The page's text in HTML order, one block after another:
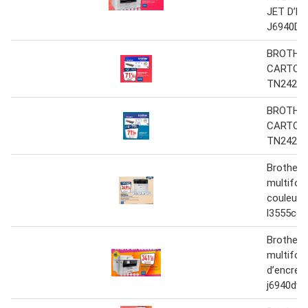
JET
TN2420
TN2420
Brother
couleur
Brother
d’encre
j6940dw